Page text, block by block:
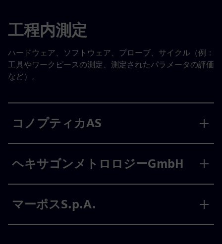
工程内測定
ハードウェア、ソフトウェア、プローブ、サイクル（例：
工具やワークピースの測定、測定されたパラメータの評価
など）。
コノプティカAS
ヘキサゴンメトロロジーGmbH
マーポスS.p.A.